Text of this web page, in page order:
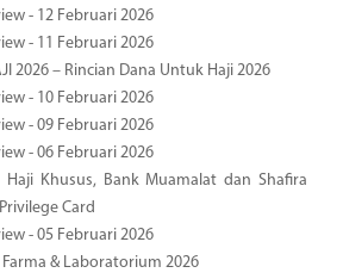
- 12 Februari 2026
- 11 Februari 2026
2026 – Rincian Dana Untuk Haji 2026
- 10 Februari 2026
- 09 Februari 2026
- 06 Februari 2026
Haji Khusus, Bank Muamalat dan Shafira
Card
- 05 Februari 2026
& Laboratorium 2026